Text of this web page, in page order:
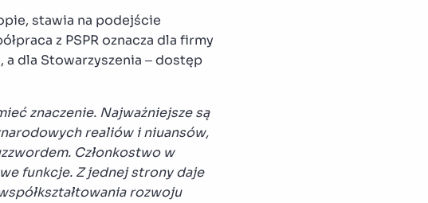
stawia na podejście
z PSPR oznacza dla firmy
dla Stowarzyszenia – dostęp
znaczenie. Najważniejsze są
realiów i niuansów,
Członkostwo w
funkcje. Z jednej strony daje
rozwoju